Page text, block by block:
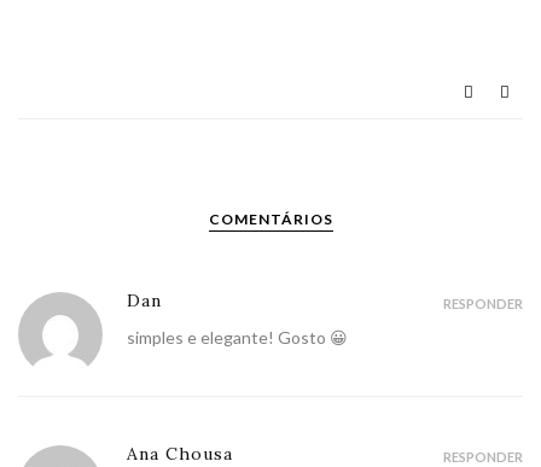
COMENTÁRIOS
Dan
simples e elegante! Gosto 😀
RESPONDER
Ana Chousa RESPONDER